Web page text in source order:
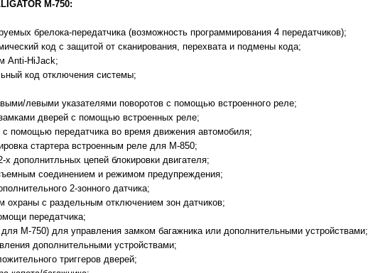
M-750:
брелока-передатчика (возможность программирования 4 передатчиков);
код с защитой от сканирования, перехвата и подмены кода;
Anti-HiJack;
код отключения системы;
левыми указателями поворотов с помощью встроенного реле;
дверей с помощью встроенных реле;
помощью передатчика во время движения автомобиля;
стартера встроенным реле для М-850;
дополнитльных цепей блокировки двигателя;
соединением и режимом предупреждения;
2-зонного датчика;
охраны с раздельным отключением зон датчиков;
передатчика;
М-750) для управления замком багажника или дополнительными устройствами;
дополнительными устройствами;
триггеров дверей;